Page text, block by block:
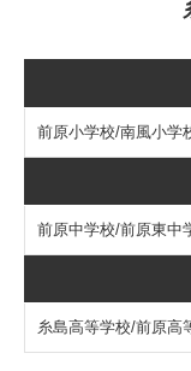
前原小学校/南風小学
前原中学校/前原東中
糸島高等学校/前原高